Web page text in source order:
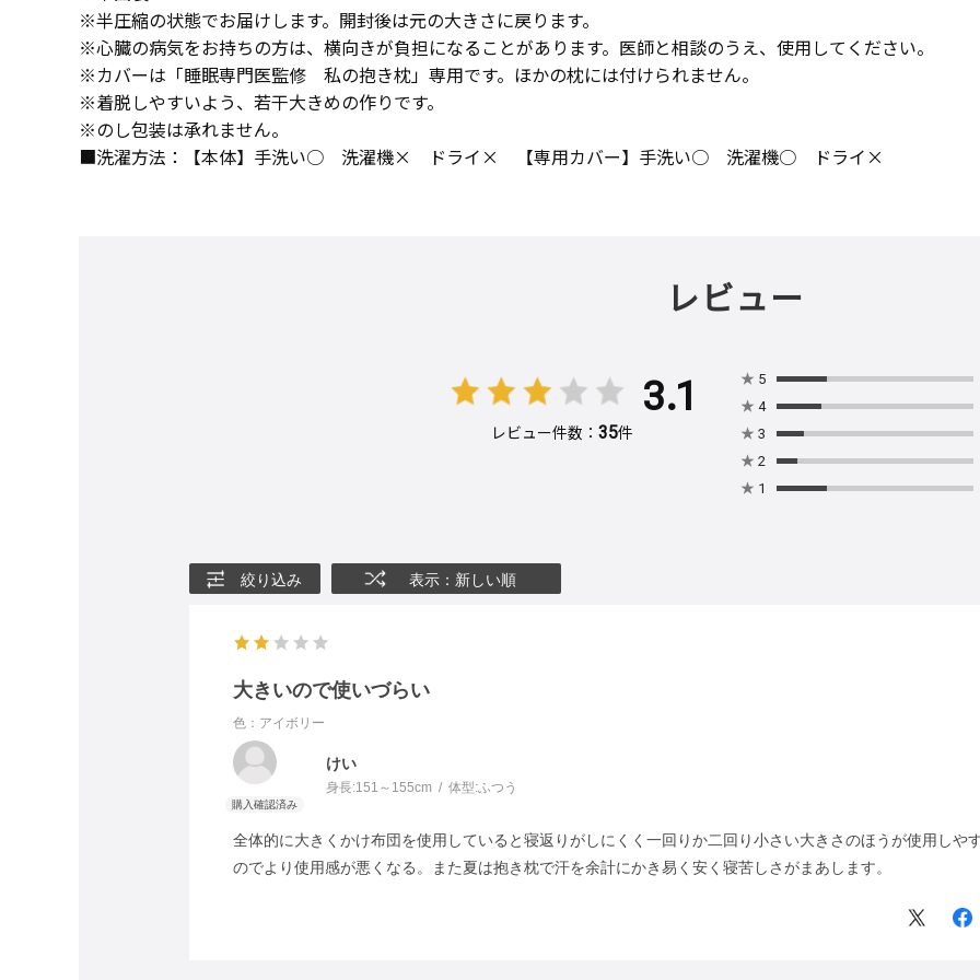
※半圧縮の状態でお届けします。開封後は元の大きさに戻ります。
※心臓の病気をお持ちの方は、横向きが負担になることがあります。医師と相談のうえ、使用してください。
※カバーは「睡眠専門医監修 私の抱き枕」専用です。ほかの枕には付けられません。
※着脱しやすいよう、若干大きめの作りです。
※のし包装は承れません。
■洗濯方法：【本体】手洗い○ 洗濯機× ドライ× 【専用カバー】手洗い○ 洗濯機○ ドライ×
レビュー
3.1
レビュー件数： 35件
★ 5
★ 4
★ 3
★ 2
★ 1
絞り込み 表示：新しい順
大きいので使いづらい
色：アイボリー
けい
身長:151～155cm 体型:ふつう
全体的に大きくかけ布団を使用していると寝返りがしにくく一回りか二回り小さい大きさのほうが使用しや
のでより使用感が悪くなる。また夏は抱き枕で汗を余計にかき易く安く寝苦しさがまあします。